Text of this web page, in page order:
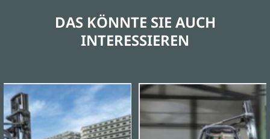
DAS KÖNNTE SIE AUCH
INTERESSIEREN